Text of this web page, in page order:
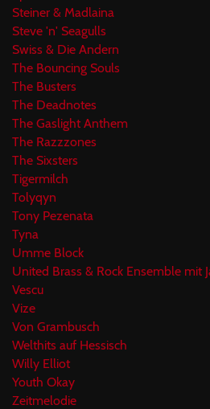
Steiner & Madlaina
Steve 'n' Seagulls
Swiss & Die Andern
The Bouncing Souls
The Busters
The Deadnotes
The Gaslight Anthem
The Razzzones
The Sixsters
Tigermilch
Tolyqyn
Tony Pezenata
Tyna
Umme Block
United Brass & Rock Ensemble mit
Vescu
Vize
Von Grambusch
Welthits auf Hessisch
Willy Elliot
Youth Okay
Zeitmelodie